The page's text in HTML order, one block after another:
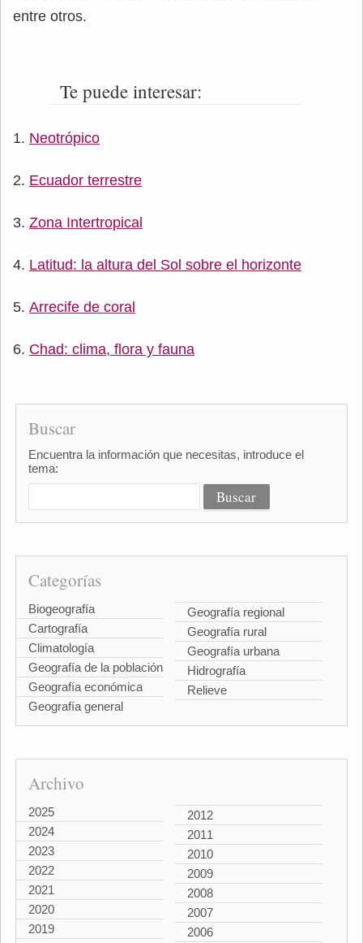
entre otros.
Te puede interesar:
Neotrópico
Ecuador terrestre
Zona Intertropical
Latitud: la altura del Sol sobre el horizonte
Arrecife de coral
Chad: clima, flora y fauna
Buscar
Encuentra la información que necesitas, introduce el
tema:
Categorías
Biogeografía
Cartografía
Climatología
Geografía de la población
Geografía económica
Geografía general
Geografía regional
Geografía rural
Geografía urbana
Hidrografía
Relieve
Archivo
2025
2024
2023
2022
2021
2020
2019
2012
2011
2010
2009
2008
2007
2006